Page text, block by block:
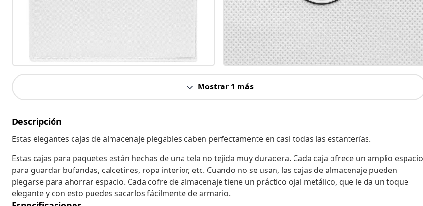
Mostrar 1 más
Descripción
Estas elegantes cajas de almacenaje plegables caben perfectamente en casi todas las estanterías.
Estas cajas para paquetes están hechas de una tela no tejida muy duradera. Cada caja ofrece un amplio espacio
para guardar bufandas, calcetines, ropa interior, etc. Cuando no se usan, las cajas de almacenaje pueden
plegarse para ahorrar espacio. Cada cofre de almacenaje tiene un práctico ojal metálico, que le da un toque
elegante y con esto puedes sacarlos fácilmente de armario.